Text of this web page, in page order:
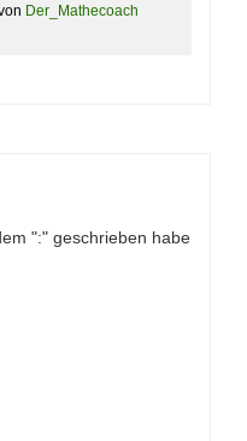
Der_Mathecoach
":" geschrieben habe